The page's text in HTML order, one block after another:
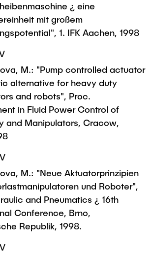
¿ eine
mit großem
1. IFK Aachen, 1998
M.: "Pump controlled actuator
alternative for heavy duty
and robots", Proc.
in Fluid Power Control of
and Manipulators, Cracow,
M.: "Neue Aktuatorprinzipien
und Roboter",
and Pneumatics ¿ 16th
Conference, Brno,
Republik, 1998.